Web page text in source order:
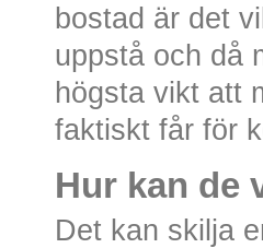
bostad är det
uppstå och då
högsta vikt att
faktiskt får för
Hur kan de
Det kan skilja